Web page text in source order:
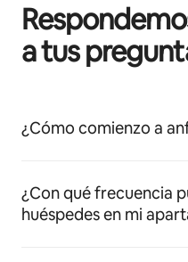
a tus
¿Cómo comienzo a
¿Con qué frecuencia
huéspedes en mi